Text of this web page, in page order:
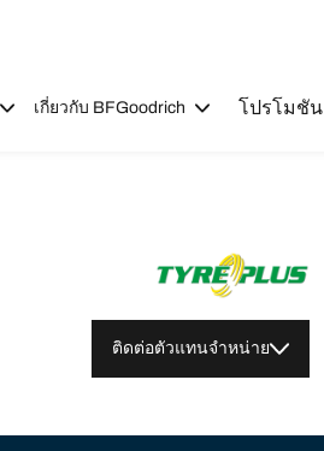
เกี่ยวกับ BFGoodrich โปรโมชัน
ติดต่อตัวแทนจำหน่าย